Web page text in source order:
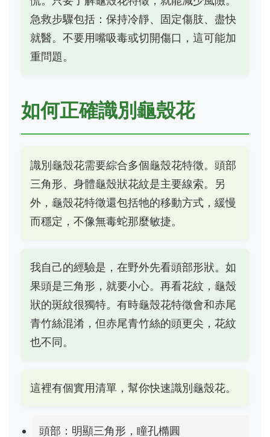
急救步驟包括：保持冷靜、固定傷肢、盡快
就醫。不要用嘴吸毒或切開傷口，這可能加
重問題。
如何正確識別龜殼花
識別龜殼花需要綜合多個龜殼花特徵。頭部
三角形、身體龜殼狀花紋是主要線索。另
外，龜殼花特徵還包括牠的移動方式，緩慢
而穩定，不像無毒蛇那麼敏捷。
我自己的經驗是，在野外先看頭部形狀。如
果頭是三角形，就要小心。再看花紋，龜殼
狀的斑紋很獨特。有時龜殼花特徵會和赤尾
青竹絲混淆，但赤尾青竹絲的頭更尖，花紋
也不同。
這裡有個實用清單，幫你快速識別龜殼花。
頭部：明顯三角形，瞳孔橢圓